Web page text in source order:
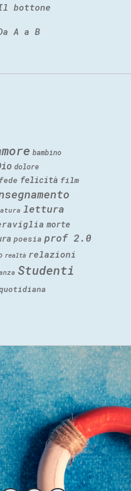
bottone
A a B
bambino
dolore
fede felicità film
lettura
morte
poesia prof 2.0
realtà relazioni
Studenti